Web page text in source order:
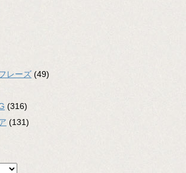
レーズ (49)
(316)
(131)